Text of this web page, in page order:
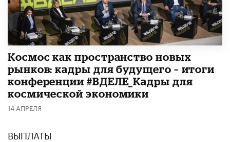
Космос как пространство новых
рынков: кадры для будущего – итоги
конференции #ВДЕЛЕ_Кадры для
космической экономики
14 АПРЕЛЯ
ВЫПЛАТЫ